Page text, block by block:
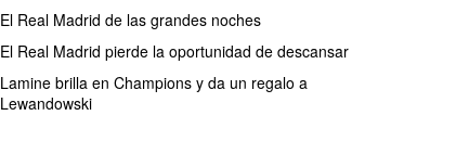
El Real Madrid de las grandes noches
El Real Madrid pierde la oportunidad de descansar
Lamine brilla en Champions y da un regalo a
Lewandowski